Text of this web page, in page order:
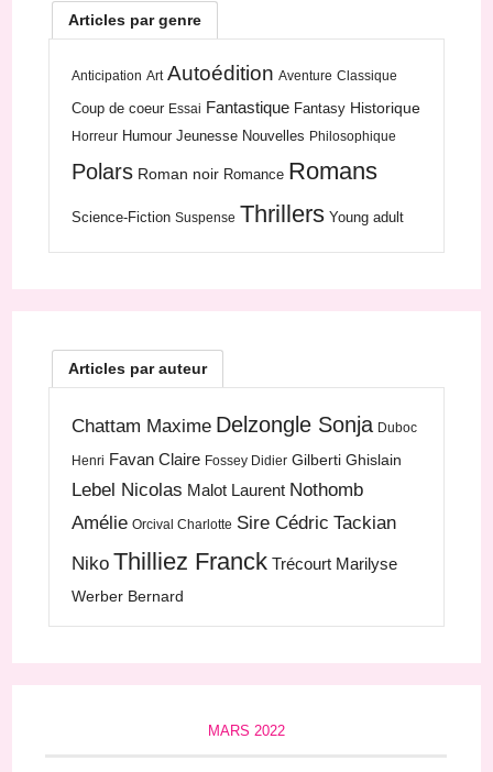
Articles par genre
Anticipation Art Autoédition Aventure Classique
Coup de coeur Essai Fantastique Fantasy Historique
Horreur Humour Jeunesse Nouvelles Philosophique
Polars Roman noir Romance Romans
Science-Fiction Suspense Thrillers Young adult
Articles par auteur
Chattam Maxime Delzongle Sonja Duboc
Henri Favan Claire Fossey Didier Gilberti Ghislain
Lebel Nicolas Malot Laurent Nothomb
Amélie Orcival Charlotte Sire Cédric Tackian
Niko Thilliez Franck Trécourt Marilyse
Werber Bernard
MARS 2022